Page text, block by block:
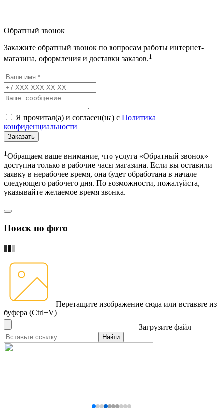
Обратный звонок
Закажите обратный звонок по вопросам работы интернет-
магазина, оформления и доставки заказов.1
Я прочитал(а) и согласен(на) с Политика
конфиденциальности
Заказать
1 Обращаем ваше внимание, что услуга «Обратный звонок»
доступна только в рабочие часы магазина. Если вы оставили
заявку в нерабочее время, она будет обработана в начале
следующего рабочего дня. По возможности, пожалуйста,
указывайте желаемое время звонка.
Поиск по фото
Перетащите изображение сюда или вставьте из
буфера (Ctrl+V)
Загрузите файл
Найти